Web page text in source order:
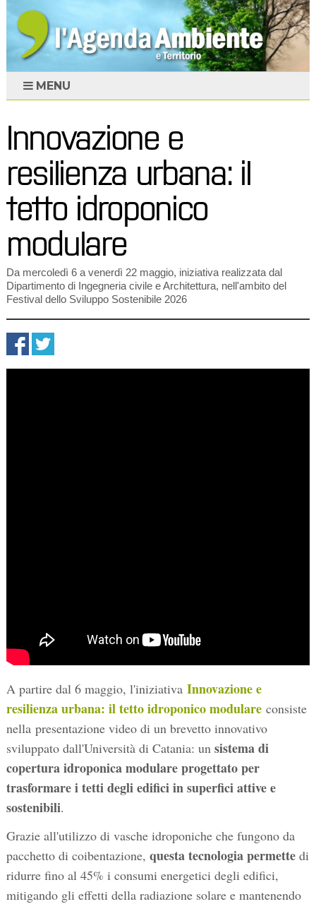
MENU
Innovazione e
resilienza urbana: il
tetto idroponico
modulare
Da mercoledì 6 a venerdì 22 maggio, iniziativa realizzata dal
Dipartimento di Ingegneria civile e Architettura, nell'ambito del
Festival dello Sviluppo Sostenibile 2026
A partire dal 6 maggio, l'iniziativa Innovazione e
resilienza urbana: il tetto idroponico modulareconsiste
nella presentazione video di un brevetto innovativo
sviluppato dall'Università di Catania: un sistema di
copertura idroponica modulare progettato per
trasformare i tetti degli edifici in superfici attive e
sostenibili.
Grazie all'utilizzo di vasche idroponiche che fungono da
pacchetto di coibentazione, questa tecnologia permettedi
ridurre fino al 45% i consumi energetici degli edifici,
mitigando gli effetti della radiazione solare e mantenendo